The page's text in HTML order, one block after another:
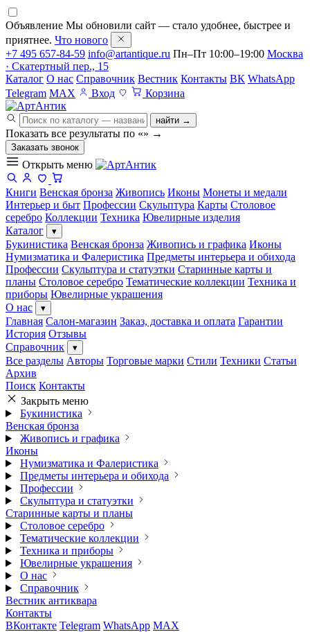
Объявление Мы обновили сайт — стало удобнее, быстрее и
приятнее. Что нового
+7 495 657-84-59 info@artantique.ru Пн–Пт 10:00–19:00 Москва
· Скатертный пер., 15
Каталог О нас Справочник Вестник Контакты ВК WhatsApp
Telegram MAX Вход Корзина
найти →
Показать все результаты по «» →
Заказать звонок
Открыть меню
Книги Венская бронза Живопись Иконы Монеты и медали
Интерьер и быт Профессии Скульптура Карты Столовое
серебро Коллекции Техника Ювелирные изделия
Каталог
▾
Букинистика Венская бронза Живопись и графика Иконы
Нумизматика и Фалеристика Предметы интерьера и обихода
Профессии Скульптура и статуэтки Старинные карты и
планы Столовое серебро Тематические коллекции Техника и
приборы Ювелирные украшения
О нас
▾
Главная Салон-магазин Заказ, доставка и оплата Гарантии
История Отзывы
Справочник
▾
Все разделы Авторы Торговые марки Стили Техники Статьи
Архив
Поиск Контакты
Закрыть меню
Букинистика
Венская бронза
Живопись и графика
Иконы
Нумизматика и Фалеристика
Предметы интерьера и обихода
Профессии
Скульптура и статуэтки
Старинные карты и планы
Столовое серебро
Тематические коллекции
Техника и приборы
Ювелирные украшения
О нас
Справочник
Вестник антиквара
Контакты
ВКонтакте Telegram WhatsApp MAX